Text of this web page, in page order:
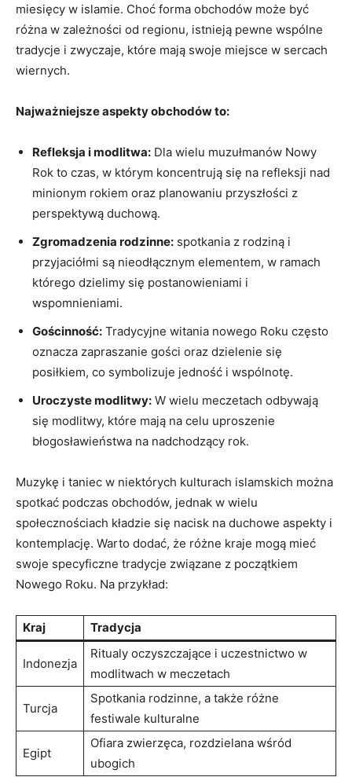
miesięcy w islamie. Choć forma obchodów może być
różna w zależności od regionu, istnieją pewne wspólne
tradycje i zwyczaje, które mają swoje miejsce w sercach
wiernych.
Najważniejsze aspekty obchodów to:
Refleksja i modlitwa: Dla wielu muzułmanów Nowy
Rok to czas, w którym koncentrują się na refleksji nad
minionym rokiem oraz planowaniu przyszłości z
perspektywą duchową.
Zgromadzenia rodzinne: spotkania z rodziną i
przyjaciółmi są nieodłącznym elementem, w ramach
którego dzielimy się postanowieniami i
wspomnieniami.
Gościnność: Tradycyjne witania nowego Roku często
oznacza zapraszanie gości oraz dzielenie się
posiłkiem, co symbolizuje jedność i wspólnotę.
Uroczyste modlitwy: W wielu meczetach odbywają
się modlitwy, które mają na celu uproszenie
błogosławieństwa na nadchodzący rok.
Muzykę i taniec w niektórych kulturach islamskich można
spotkać podczas obchodów, jednak w wielu
społecznościach kładzie się nacisk na duchowe aspekty i
kontemplację. Warto dodać, że różne kraje mogą mieć
swoje specyficzne tradycje związane z początkiem
Nowego Roku. Na przykład:
Kraj Tradycja
Indonezja
Ritualy oczyszczające i uczestnictwo w
modlitwach w meczetach
Turcja
Spotkania rodzinne, a także różne
festiwale kulturalne
Egipt
Ofiara zwierzęca, rozdzielana wśród
ubogich